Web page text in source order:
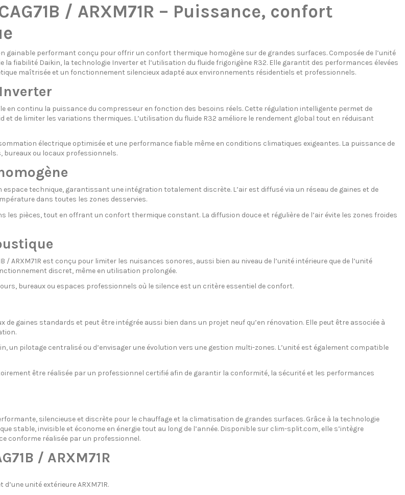
/ ARXM71R – Puissance, confort
gainable performant conçu pour offrir un confort thermique homogène sur de grandes surfaces. Composée de l’unité
la fiabilité Daikin, la technologie Inverter et l’utilisation du fluide frigorigène R32. Elle garantit des performances élevées
maîtrisée et un fonctionnement silencieux adapté aux environnements résidentiels et professionnels.
en continu la puissance du compresseur en fonction des besoins réels. Cette régulation intelligente permet de
de limiter les variations thermiques. L’utilisation du fluide R32 améliore le rendement global tout en réduisant
électrique optimisée et une performance fiable même en conditions climatiques exigeantes. La puissance de
bureaux ou locaux professionnels.
technique, garantissant une intégration totalement discrète. L’air est diffusé via un réseau de gaines et de
dans toutes les zones desservies.
pièces, tout en offrant un confort thermique constant. La diffusion douce et régulière de l’air évite les zones froides
ARXM71R est conçu pour limiter les nuisances sonores, aussi bien au niveau de l’unité intérieure que de l’unité
discret, même en utilisation prolongée.
bureaux ou espaces professionnels où le silence est un critère essentiel de confort.
de gaines standards et peut être intégrée aussi bien dans un projet neuf qu’en rénovation. Elle peut être associée à
pilotage centralisé ou d’envisager une évolution vers une gestion multi-zones. L’unité est également compatible
être réalisée par un professionnel certifié afin de garantir la conformité, la sécurité et les performances
silencieuse et discrète pour le chauffage et la climatisation de grandes surfaces. Grâce à la technologie
stable, invisible et économe en énergie tout au long de l’année. Disponible sur clim-split.com, elle s’intègre
conforme réalisée par un professionnel.
/ ARXM71R
unité extérieure ARXM71R.